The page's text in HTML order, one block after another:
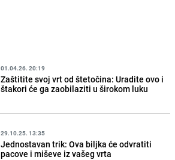
01.04.26. 20:19
Zaštitite svoj vrt od štetočina: Uradite ovo i
štakori će ga zaobilaziti u širokom luku
29.10.25. 13:35
Jednostavan trik: Ova biljka će odvratiti
pacove i miševe iz vašeg vrta